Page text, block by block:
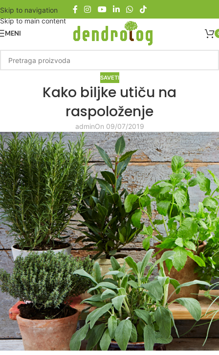
Skip to navigation
Skip to main content
MENI
SAVETI
Kako biljke utiču na
raspoloženje
adminOn 09/07/2019